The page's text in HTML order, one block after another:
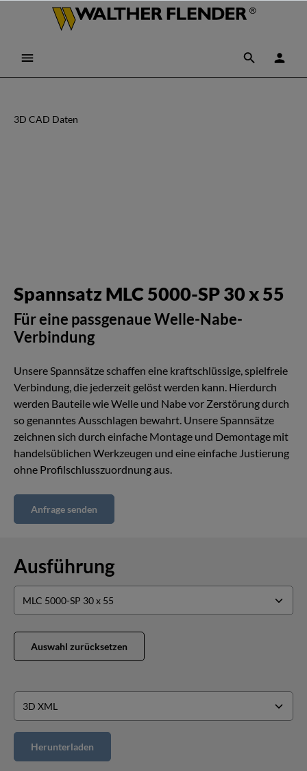
3D CAD Daten
Spannsatz MLC 5000-SP 30 x 55
Für eine passgenaue Welle-Nabe-
Verbindung
Unsere Spannsätze schaffen eine kraftschlüssige, spielfreie
Verbindung, die jederzeit gelöst werden kann. Hierdurch
werden Bauteile wie Welle und Nabe vor Zerstörung durch
so genanntes Ausschlagen bewahrt. Unsere Spannsätze
zeichnen sich durch einfache Montage und Demontage mit
handelsüblichen Werkzeugen und eine einfache Justierung
ohne Profilschlusszuordnung aus.
Anfrage senden
Ausführung
Auswahl zurücksetzen